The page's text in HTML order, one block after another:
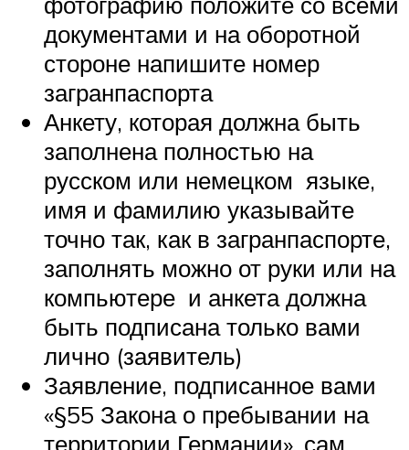
документами и на оборотной
стороне напишите номер
загранпаспорта
Анкету, которая должна быть
заполнена полностью на
русском или немецком языке,
имя и фамилию указывайте
точно так, как в загранпаспорте,
заполнять можно от руки или на
компьютере и анкета должна
быть подписана только вами
лично (заявитель)
Заявление, подписанное вами
«§55 Закона о пребывании на
территории Германии», сам